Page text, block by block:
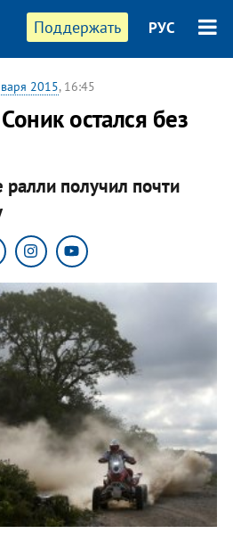
Поддержать РУС
2015, 16:45
остался без
получил почти